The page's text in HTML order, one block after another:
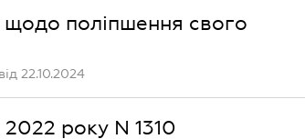
поліпшення свого
22.10.2024
року N 1310